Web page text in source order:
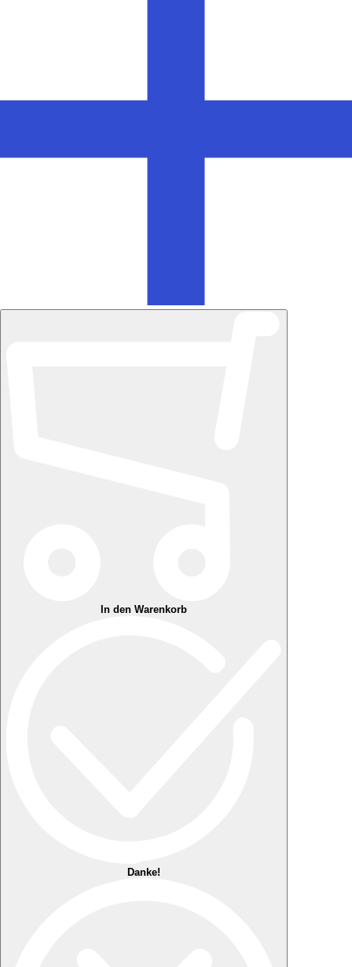
In den Warenkorb
Danke!